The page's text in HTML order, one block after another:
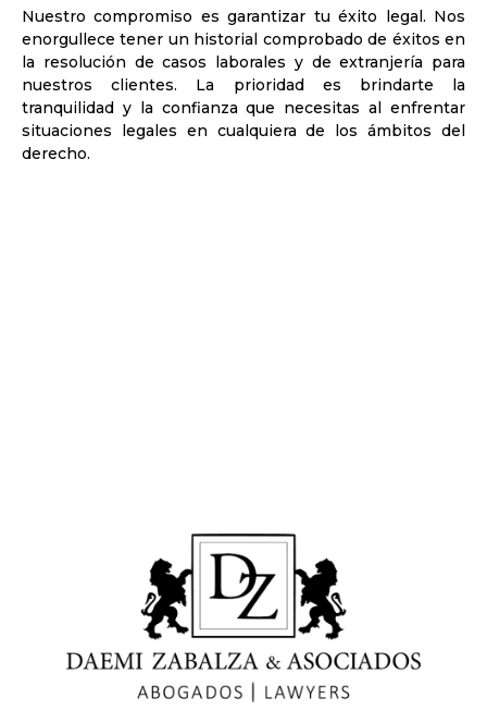
Nuestro compromiso es garantizar tu éxito legal. Nos
enorgullece tener un historial comprobado de éxitos en
la resolución de casos laborales y de extranjería para
nuestros clientes. La prioridad es brindarte la
tranquilidad y la confianza que necesitas al enfrentar
situaciones legales en cualquiera de los ámbitos del
derecho.